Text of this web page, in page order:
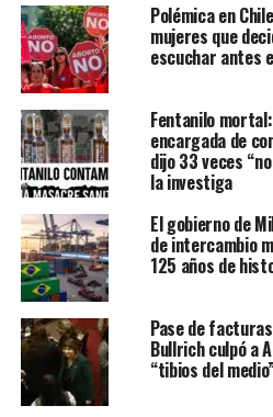
Polémica en
mujeres que
escuchar antes
Fentanilo
encargada de
dijo 33 veces
la investiga
El gobierno de
de intercambio
125 años de
Pase de
Bullrich culpó a
“tibios del medio”